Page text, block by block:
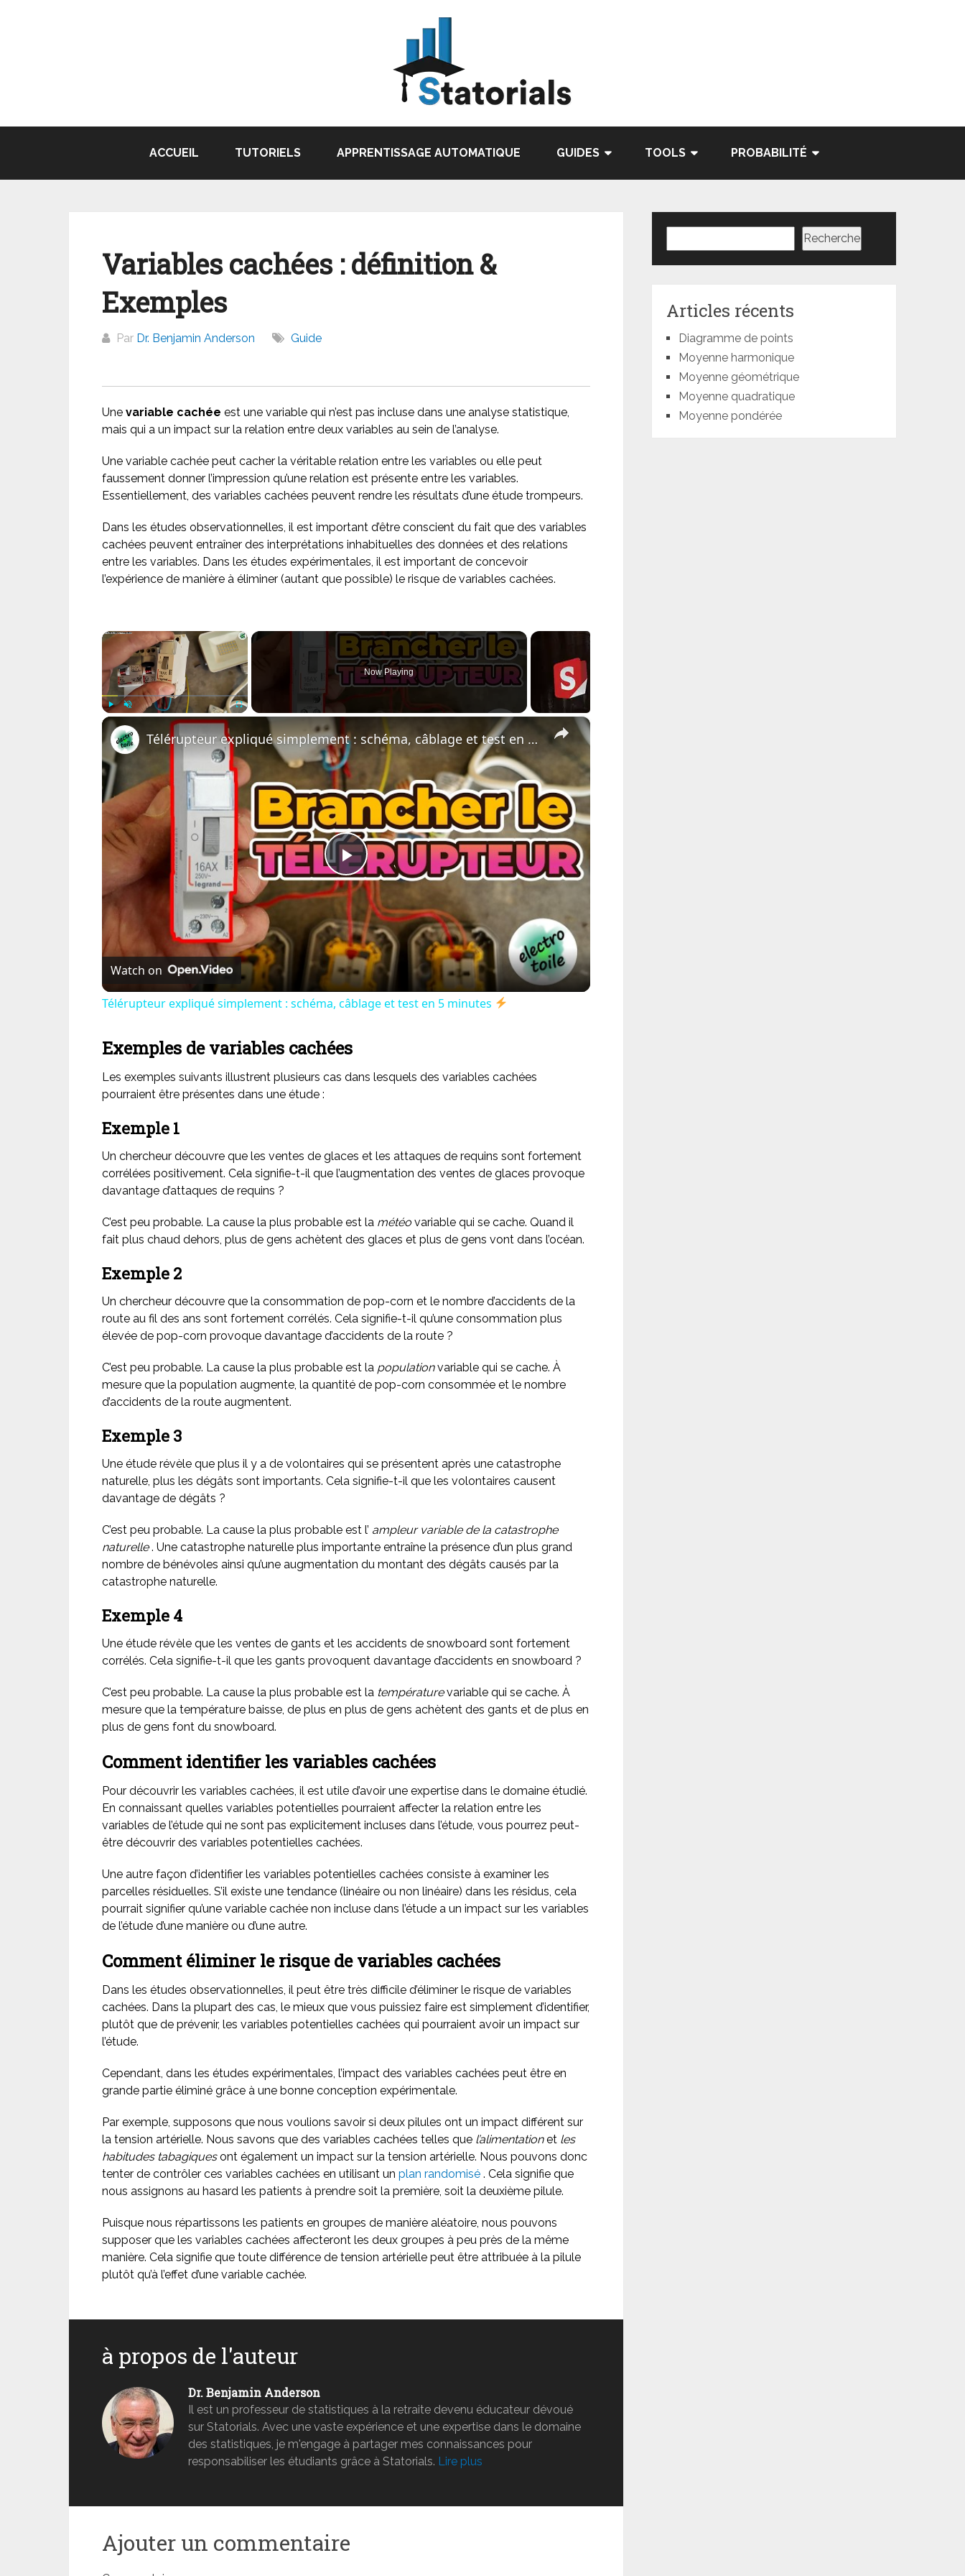
ACCUEIL TUTORIELS APPRENTISSAGE AUTOMATIQUE GUIDES TOOLS PROBABILITÉ
Variables cachées : définition &
Exemples
Par Dr. Benjamin Anderson Guide
Une variable cachée est une variable qui n’est pas incluse dans une analyse statistique,
mais qui a un impact sur la relation entre deux variables au sein de l’analyse.
Une variable cachée peut cacher la véritable relation entre les variables ou elle peut
faussement donner l’impression qu’une relation est présente entre les variables.
Essentiellement, des variables cachées peuvent rendre les résultats d’une étude trompeurs.
Dans les études observationnelles, il est important d’être conscient du fait que des variables
cachées peuvent entraîner des interprétations inhabituelles des données et des relations
entre les variables. Dans les études expérimentales, il est important de concevoir
l’expérience de manière à éliminer (autant que possible) le risque de variables cachées.
×
Play
Now Playing
×
Play
Video
Télérupteur expliqué simplement : schéma, câblage et test en 5 minutes
Watch on
Télérupteur expliqué simplement : schéma, câblage et test en 5 minutes
Exemples de variables cachées
Les exemples suivants illustrent plusieurs cas dans lesquels des variables cachées
pourraient être présentes dans une étude :
Exemple 1
Un chercheur découvre que les ventes de glaces et les attaques de requins sont fortement
corrélées positivement. Cela signifie-t-il que l’augmentation des ventes de glaces provoque
davantage d’attaques de requins ?
C’est peu probable. La cause la plus probable est la météo variable qui se cache. Quand il
fait plus chaud dehors, plus de gens achètent des glaces et plus de gens vont dans l’océan.
Exemple 2
Un chercheur découvre que la consommation de pop-corn et le nombre d’accidents de la
route au fil des ans sont fortement corrélés. Cela signifie-t-il qu’une consommation plus
élevée de pop-corn provoque davantage d’accidents de la route ?
C’est peu probable. La cause la plus probable est la populationvariable qui se cache. À
mesure que la population augmente, la quantité de pop-corn consommée et le nombre
d’accidents de la route augmentent.
Exemple 3
Une étude révèle que plus il y a de volontaires qui se présentent après une catastrophe
naturelle, plus les dégâts sont importants. Cela signifie-t-il que les volontaires causent
davantage de dégâts ?
C’est peu probable. La cause la plus probable est l’ ampleur variable de la catastrophe
naturelle. Une catastrophe naturelle plus importante entraîne la présence d’un plus grand
nombre de bénévoles ainsi qu’une augmentation du montant des dégâts causés par la
catastrophe naturelle.
Exemple 4
Une étude révèle que les ventes de gants et les accidents de snowboard sont fortement
corrélés. Cela signifie-t-il que les gants provoquent davantage d’accidents en snowboard ?
C’est peu probable. La cause la plus probable est la températurevariable qui se cache. À
mesure que la température baisse, de plus en plus de gens achètent des gants et de plus en
plus de gens font du snowboard.
Comment identifier les variables cachées
Pour découvrir les variables cachées, il est utile d’avoir une expertise dans le domaine étudié.
En connaissant quelles variables potentielles pourraient affecter la relation entre les
variables de l’étude qui ne sont pas explicitement incluses dans l’étude, vous pourrez peut-
être découvrir des variables potentielles cachées.
Une autre façon d’identifier les variables potentielles cachées consiste à examiner les
parcelles résiduelles. S’il existe une tendance (linéaire ou non linéaire) dans les résidus, cela
pourrait signifier qu’une variable cachée non incluse dans l’étude a un impact sur les variables
de l’étude d’une manière ou d’une autre.
Comment éliminer le risque de variables cachées
Dans les études observationnelles, il peut être très difficile d’éliminer le risque de variables
cachées. Dans la plupart des cas, le mieux que vous puissiez faire est simplement d’identifier,
plutôt que de prévenir, les variables potentielles cachées qui pourraient avoir un impact sur
l’étude.
Cependant, dans les études expérimentales, l’impact des variables cachées peut être en
grande partie éliminé grâce à une bonne conception expérimentale.
Par exemple, supposons que nous voulions savoir si deux pilules ont un impact différent sur
la tension artérielle. Nous savons que des variables cachées telles que l’alimentationet les
habitudes tabagiquesont également un impact sur la tension artérielle. Nous pouvons donc
tenter de contrôler ces variables cachées en utilisant un plan randomisé . Cela signifie que
nous assignons au hasard les patients à prendre soit la première, soit la deuxième pilule.
Puisque nous répartissons les patients en groupes de manière aléatoire, nous pouvons
supposer que les variables cachées affecteront les deux groupes à peu près de la même
manière. Cela signifie que toute différence de tension artérielle peut être attribuée à la pilule
plutôt qu’à l’effet d’une variable cachée.
à propos de l'auteur
Dr. Benjamin Anderson
Il est un professeur de statistiques à la retraite devenu éducateur dévoué
sur Statorials. Avec une vaste expérience et une expertise dans le domaine
des statistiques, je m'engage à partager mes connaissances pour
responsabiliser les étudiants grâce à Statorials. Lire plus
Ajouter un commentaire
Recherche
Articles récents
Diagramme de points
Moyenne harmonique
Moyenne géométrique
Moyenne quadratique
Moyenne pondérée